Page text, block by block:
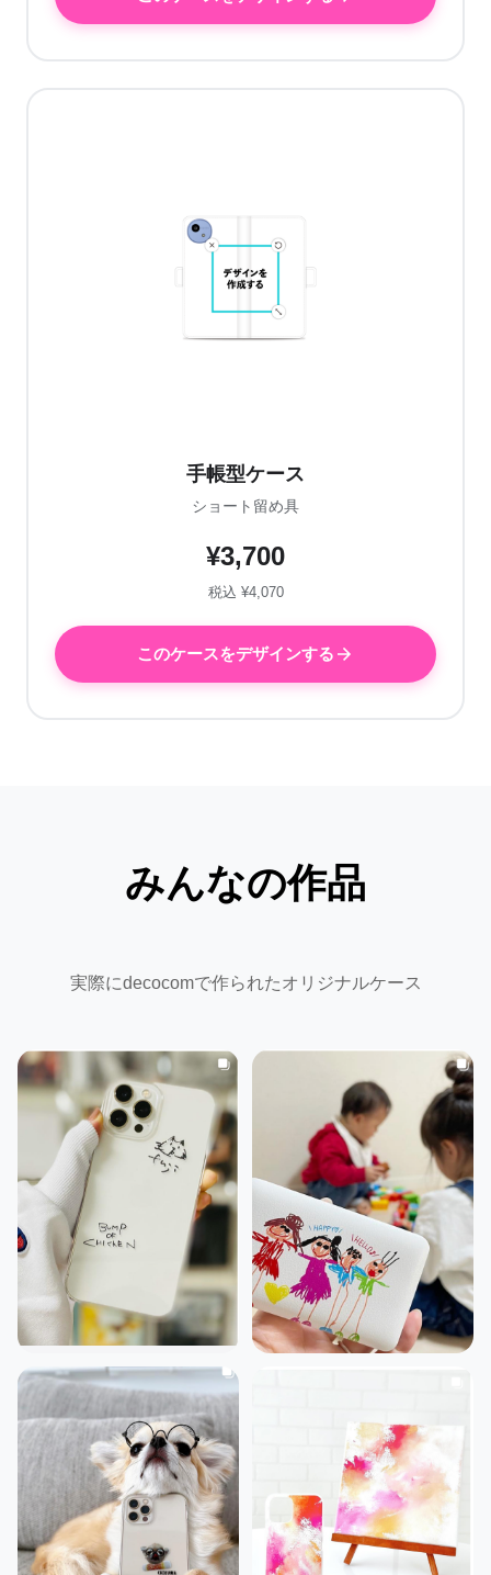
手帳型ケース
ショート留め具
¥3,700
税込 ¥4,070
このケースをデザインする
みんなの作品
実際にdecocomで作られたオリジナルケース